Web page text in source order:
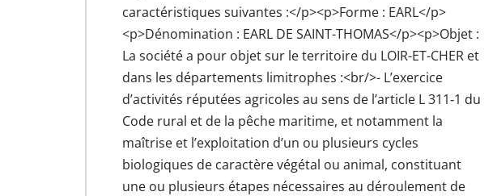
caractéristiques suivantes :</p><p>Forme : EARL</p>
<p>Dénomination : EARL DE SAINT-THOMAS</p><p>Objet :
La société a pour objet sur le territoire du LOIR-ET-CHER et
dans les départements limitrophes :<br/>- L’exercice
d’activités réputées agricoles au sens de l’article L 311‑1 du
Code rural et de la pêche maritime, et notamment la
maîtrise et l’exploitation d’un ou plusieurs cycles
biologiques de caractère végétal ou animal, constituant
une ou plusieurs étapes nécessaires au déroulement de